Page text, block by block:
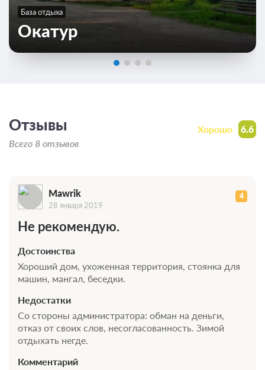
База отдыха
Окатур
6.6
Хорошо
Отзывы
Всего 8 отзывов
Mawrik 4
28 января 2019
Не рекомендую.
Достоинства
Хороший дом, ухоженная территория, стоянка для
машин, мангал, беседки.
Недостатки
Со стороны администратора: обман на деньги,
отказ от своих слов, несогласованность. Зимой
отдыхать негде.
Комментарий